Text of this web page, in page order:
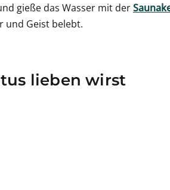
gieße das Wasser mit der
und Geist belebt.
lieben wirst